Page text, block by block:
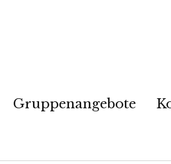
Gruppenangebote